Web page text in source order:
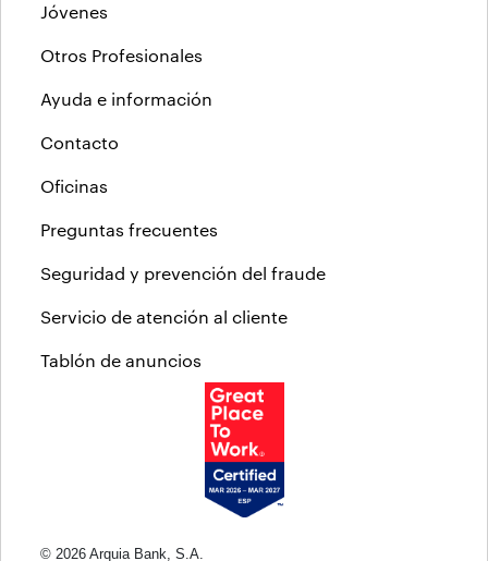
Jóvenes
Otros Profesionales
Ayuda e información
Contacto
Oficinas
Preguntas frecuentes
Seguridad y prevención del fraude
Servicio de atención al cliente
Tablón de anuncios
© 2026 Arquia Bank, S.A.